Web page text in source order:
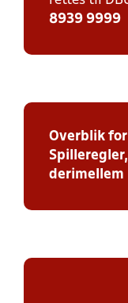
8939 9999
Overblik
derimellem